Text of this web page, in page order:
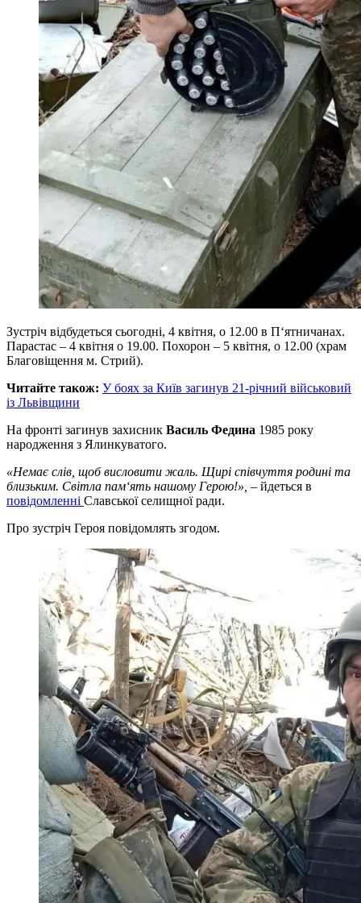
Зустріч відбудеться сьогодні, 4 квітня, о 12.00 в П‘ятничанах.
Парастас – 4 квітня о 19.00. Похорон – 5 квітня, о 12.00 (храм
Благовіщення м. Стрий).
Читайте також: У боях за Київ загинув 21-річний військовий
із Львівщини
На фронті загинув захисник Василь Федина 1985 року
народження з Ялинкуватого.
«Немає слів, щоб висловити жаль. Щирі співчуття родині та
близьким. Світла пам‘ять нашому Герою!», – йдеться в
повідомленні Славської селищної ради.
Про зустріч Героя повідомлять згодом.